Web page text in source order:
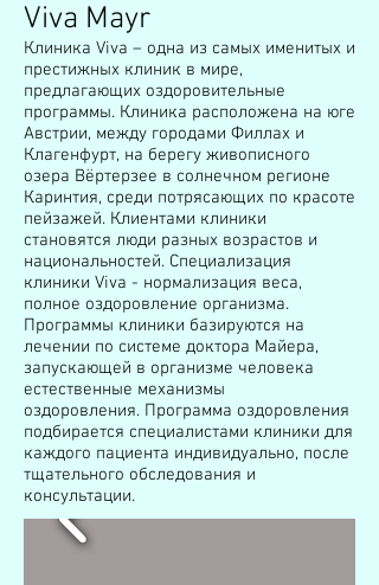
Viva Mayr
Клиника Viva – одна из самых именитых и
престижных клиник в мире,
предлагающих оздоровительные
программы. Клиника расположена на юге
Австрии, между городами Филлах и
Клагенфурт, на берегу живописного
озера Вёртерзее в солнечном регионе
Каринтия, среди потрясающих по красоте
пейзажей. Клиентами клиники
становятся люди разных возрастов и
национальностей. Специализация
клиники Viva - нормализация веса,
полное оздоровление организма.
Программы клиники базируются на
лечении по системе доктора Майера,
запускающей в организме человека
естественные механизмы
оздоровления. Программа оздоровления
подбирается специалистами клиники для
каждого пациента индивидуально, после
тщательного обследования и
консультации.